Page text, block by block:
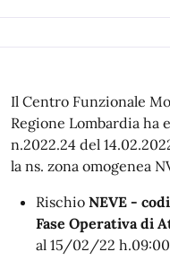
Il Centro Funzionale
Regione Lombardia ha
n.2022.24 del
la ns. zona omogenea
Rischio NEVE -
Fase Operativa di
al 15/02/22 h.09:00